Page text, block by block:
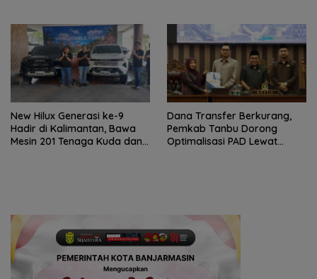
New Hilux Generasi ke-9
Hadir di Kalimantan, Bawa
Mesin 201 Tenaga Kuda dan
Dana Transfer Berkurang,
Pemkab Tanbu Dorong
Optimalisasi PAD Lewat